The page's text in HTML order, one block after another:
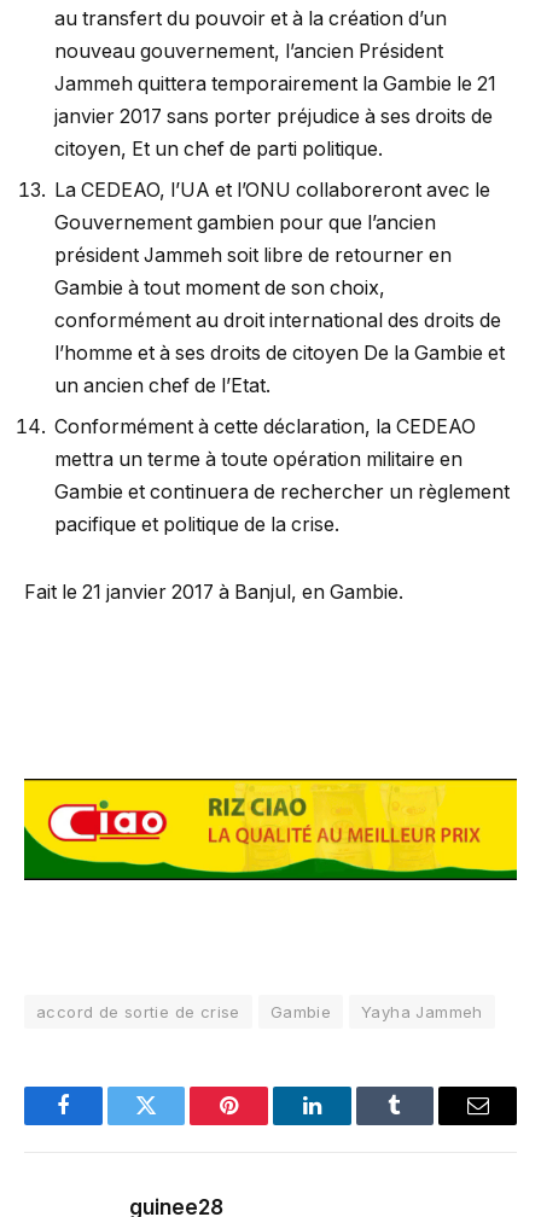
au transfert du pouvoir et à la création d’un
nouveau gouvernement, l’ancien Président
Jammeh quittera temporairement la Gambie le 21
janvier 2017 sans porter préjudice à ses droits de
citoyen, Et un chef de parti politique.
La CEDEAO, l’UA et l’ONU collaboreront avec le
Gouvernement gambien pour que l’ancien
président Jammeh soit libre de retourner en
Gambie à tout moment de son choix,
conformément au droit international des droits de
l’homme et à ses droits de citoyen De la Gambie et
un ancien chef de l’Etat.
Conformément à cette déclaration, la CEDEAO
mettra un terme à toute opération militaire en
Gambie et continuera de rechercher un règlement
pacifique et politique de la crise.
Fait le 21 janvier 2017 à Banjul, en Gambie.
accord de sortie de crise Gambie Yayha Jammeh
FacebookTwitter Pinterest LinkedInTumblr Email
guinee28